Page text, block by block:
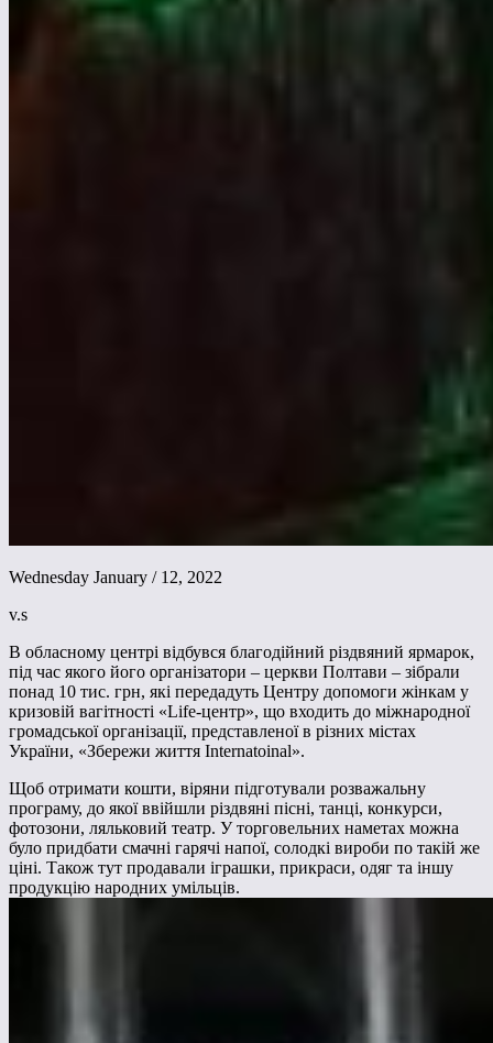
Wednesday January / 12, 2022
v.s
В обласному центрі відбувся благодійний різдвяний ярмарок,
під час якого його організатори – церкви Полтави – зібрали
понад 10 тис. грн, які передадуть Центру допомоги жінкам у
кризовій вагітності «Life-центр», що входить до міжнародної
громадської організації, представленої в різних містах
України, «Збережи життя Internatoinal».
Щоб отримати кошти, віряни підготували розважальну
програму, до якої ввійшли різдвяні пісні, танці, конкурси,
фотозони, ляльковий театр. У торговельних наметах можна
було придбати смачні гарячі напої, солодкі вироби по такій же
ціні. Також тут продавали іграшки, прикраси, одяг та іншу
продукцію народних умільців.